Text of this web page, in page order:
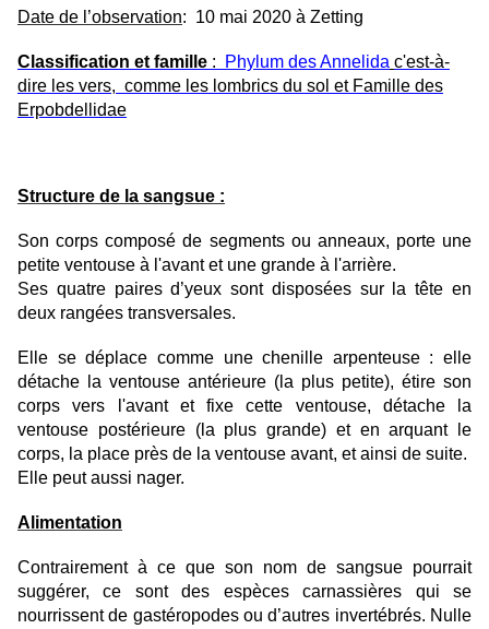
Date de l’observation: 10 mai 2020 à Zetting
Classification et famille : Phylum des Annelida c'est-à-
dire les vers, comme les lombrics du sol et Famille des
Erpobdellidae
Structure de la sangsue :
Son corps composé de segments ou anneaux, porte une
petite ventouse à l'avant et une grande à l'arrière.
Ses quatre paires d’yeux sont disposées sur la tête en
deux rangées transversales.
Elle se déplace comme une chenille arpenteuse : elle
détache la ventouse antérieure (la plus petite), étire son
corps vers l'avant et fixe cette ventouse, détache la
ventouse postérieure (la plus grande) et en arquant le
corps, la place près de la ventouse avant, et ainsi de suite.
Elle peut aussi nager.
Alimentation
Contrairement à ce que son nom de sangsue pourrait
suggérer, ce sont des espèces carnassières qui se
nourrissent de gastéropodes ou d’autres invertébrés. Nulle